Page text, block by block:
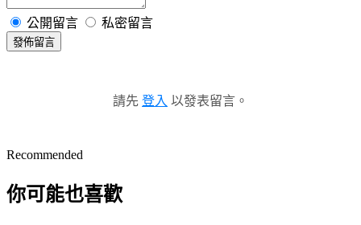
公開留言 私密留言
發佈留言
請先 登入 以發表留言。
Recommended
你可能也喜歡